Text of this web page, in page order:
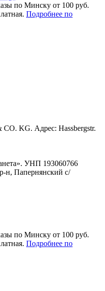
по Минску от 100 руб.
Подробнее по
KG. Адрес: Hassbergstr.
УНП 193060766
н, Папернянский с/
по Минску от 100 руб.
Подробнее по